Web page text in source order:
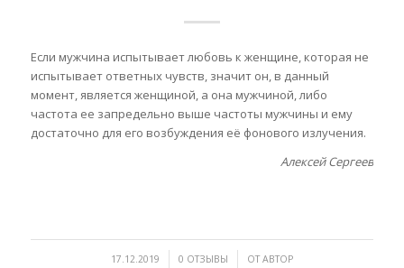
Если мужчина испытывает любовь к женщине, которая не
испытывает ответных чувств, значит он, в данный
момент, является женщиной, а она мужчиной, либо
частота ее запредельно выше частоты мужчины и ему
достаточно для его возбуждения её фонового излучения.
Алексей Сергеев
17.12.2019
/ 0 ОТЗЫВЫ
/ ОТАВТОР